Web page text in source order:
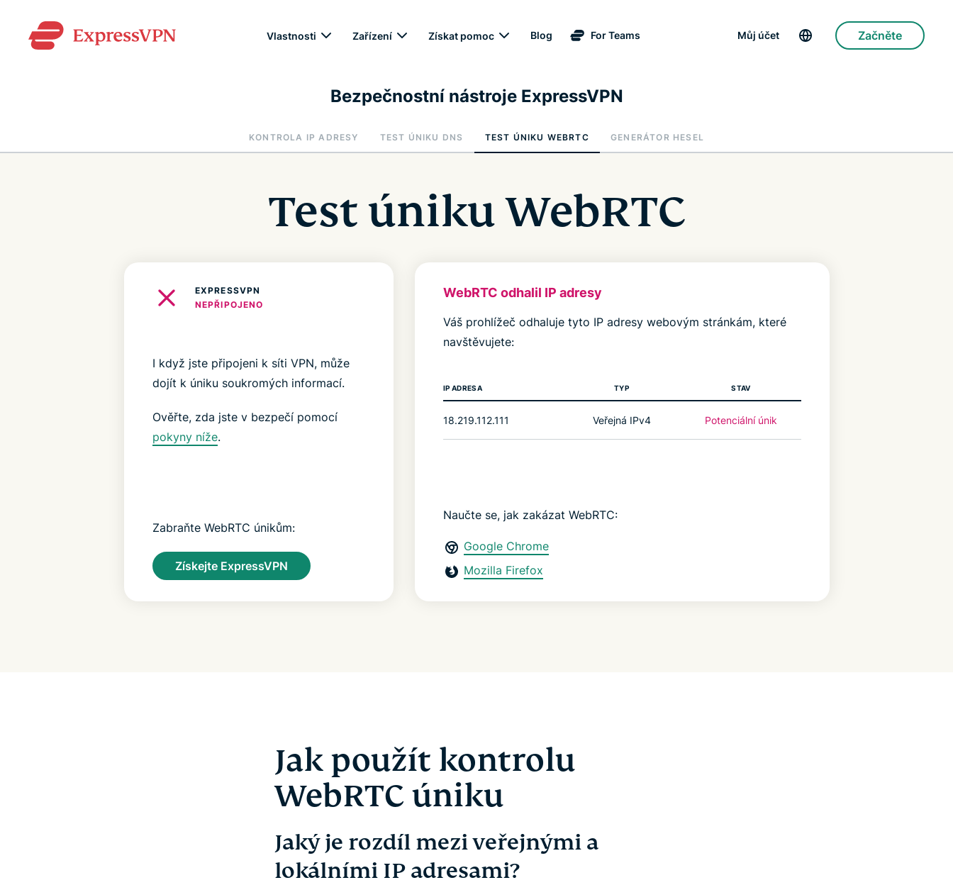
Vlastnosti Zařízení Získat pomoc Blog For Teams Můj účet Začněte
Bezpečnostní nástroje ExpressVPN
KONTROLA IP ADRESY TEST ÚNIKU DNS TEST ÚNIKU WEBRTC GENERÁTOR HESEL
Test úniku WebRTC
EXPRESSVPN
NEPŘIPOJENO
I když jste připojeni k síti VPN, může
dojít k úniku soukromých informací.
Ověřte, zda jste v bezpečí pomocí
pokyny níže.
Zabraňte WebRTC únikům:
Získejte ExpressVPN
WebRTC odhalil IP adresy
Váš prohlížeč odhaluje tyto IP adresy webovým stránkám, které
navštěvujete:
IP ADRESA TYP STAV
18.219.112.111 Veřejná IPv4 Potenciální únik
Naučte se, jak zakázat WebRTC:
Google Chrome
Mozilla Firefox
Jak použít kontrolu
WebRTC úniku
Jaký je rozdíl mezi veřejnými a
lokálními IP adresami?